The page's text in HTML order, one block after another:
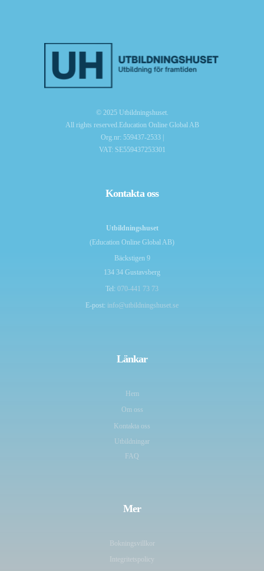
© 2025 Utbildningshuset.
All rights reserved.Education Online Global AB
Org.nr: 559437-2533 |
VAT: SE559437253301
Kontakta oss
Utbildningshuset
(Education Online Global AB)
Bäckstigen 9
134 34 Gustavsberg
Tel: 070-441 73 73
E-post: info@utbildningshuset.se
Länkar
Hem
Om oss
Kontakta oss
Utbildningar
FAQ
Mer
Bokningsvillkor
Integritetspolicy